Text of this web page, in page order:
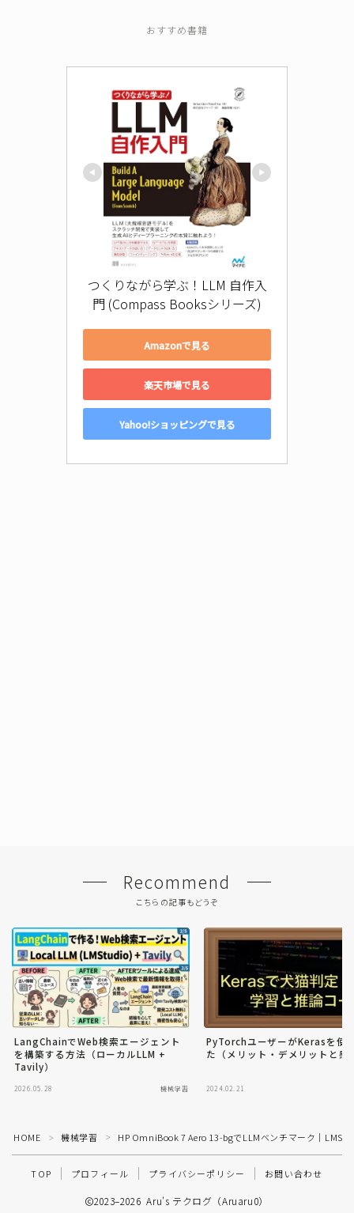
おすすめ書籍
つくりながら学ぶ！LLM 自作入
門 (Compass Booksシリーズ)
Amazonで見る
楽天市場で見る
Yahoo!ショッピングで見る
Recommend
こちらの記事もどうぞ
LangChainでWeb検索エージェント
を構築する方法（ローカルLLM +
Tavily）
2026.05.28 機械学習
PyTorchユーザーがKerasを使
た（メリット・デメリットと感
2024.02.21
HOME ＞ 機械学習 ＞ HP OmniBook 7 Aero 13-bgでLLMベンチマーク｜
TOP プロフィール プライバシーポリシー お問い合わせ
2023–2026 Aru's テクログ（Aruaru0）